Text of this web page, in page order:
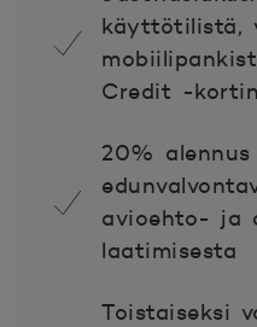
käyttötilistä,
Credit -
20%
avioehto- ja
laatimisesta
Toistaiseksi